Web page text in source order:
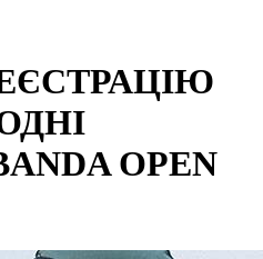
OPEN